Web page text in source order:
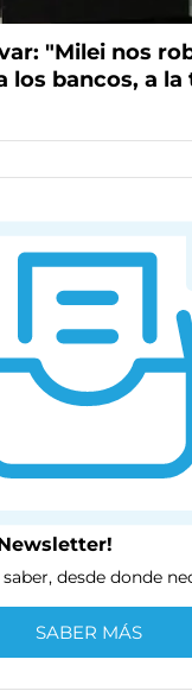
"Milei nos
los bancos, a la
desde donde
SABER MÁS